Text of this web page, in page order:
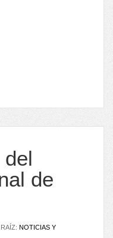
de
NOTICIAS Y